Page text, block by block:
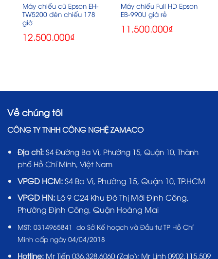
Máy chiếu cũ Epson EH-
TW5200 đèn chiếu 178
giờ
12.500.000₫
Máy chiếu Full HD Epson
EB-990U giá rẻ
11.500.000₫
Về chúng tôi
CÔNG TY TNHH CÔNG NGHỆ ZAMACO
Địa chỉ: S4 Đường Ba Vì, Phường 15, Quận 10, Thành
phố Hồ Chí Minh, Việt Nam
VPGD HCM:S4 Ba Vì, Phường 15, Quận 10, TP.HCM
VPGD HN:Lô 9 C24 Khu Đô Thị Mới Định Công,
Phường Định Công, Quận Hoàng Mai
MST: 0314965841 do Sở Kế hoạch và Đầu tư TP Hồ Chí
Minh cấp ngày 04/04/2018
Hotline: Mr Tiến 036.328.6060(Zalo); Mr Linh 0902.115.509